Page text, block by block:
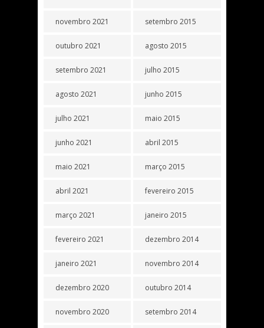
novembro 2021
outubro 2021
setembro 2021
agosto 2021
julho 2021
junho 2021
maio 2021
abril 2021
março 2021
fevereiro 2021
janeiro 2021
dezembro 2020
novembro 2020
setembro 2015
agosto 2015
julho 2015
junho 2015
maio 2015
abril 2015
março 2015
fevereiro 2015
janeiro 2015
dezembro 2014
novembro 2014
outubro 2014
setembro 2014